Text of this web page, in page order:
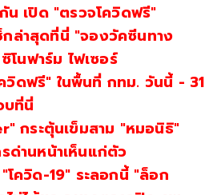
น เปิด "ตรวจโควิดฟรี"
ล่าสุดที่นี่ "จองวัคซีนทาง
โนฟาร์ม ไฟเซอร์
วิดฟรี" ในพื้นที่ กทม. วันนี้ - 31
บที่นี่
กระตุ้นเข็มสาม "หมอนิธิ"
ด่านหน้าเห็นแก่ตัว
โควิด-19" ระลอกนี้ "ล็อก